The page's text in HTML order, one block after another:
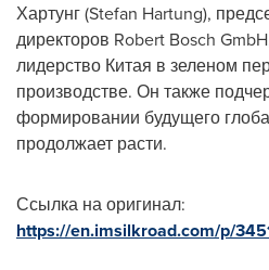
Хартунг (Stefan Hartung),
директоров Robert Bosch
лидерство Китая в зеленом
производстве. Он также
формировании будущего
продолжает расти.
Ссылка на оригинал:
https://en.imsilkroad.com/p/